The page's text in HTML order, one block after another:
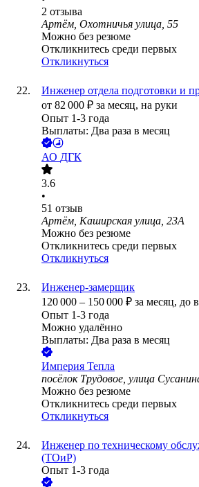
2 отзыва
Артём, Охотничья улица, 55
Можно без резюме
Откликнитесь среди первых
Откликнуться
Инженер отдела подготовки и
от 82 000 ₽ за месяц, на руки
Опыт 1-3 года
Выплаты: Два раза в месяц
АО ДГК
3.6
•
51 отзыв
Артём, Каширская улица, 23А
Можно без резюме
Откликнитесь среди первых
Откликнуться
Инженер-замерщик
120 000 – 150 000 ₽ за месяц, до
Опыт 1-3 года
Можно удалённо
Выплаты: Два раза в месяц
Империя Тепла
посёлок Трудовое, улица
Можно без резюме
Откликнитесь среди первых
Откликнуться
Инженер по техническому
(ТОиР)
Опыт 1-3 года